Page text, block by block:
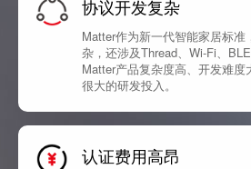
协议开发复杂
Matter作为新一代智能家居标准
杂，还涉及Thread、Wi-Fi、
Matter产品复杂度高、开发难
很大的研发投入。
认证费用高昂